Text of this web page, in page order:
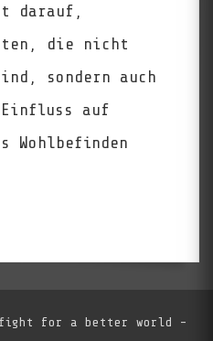
darauf,
die nicht
sondern auch
auf
Wohlbefinden
for a better world -